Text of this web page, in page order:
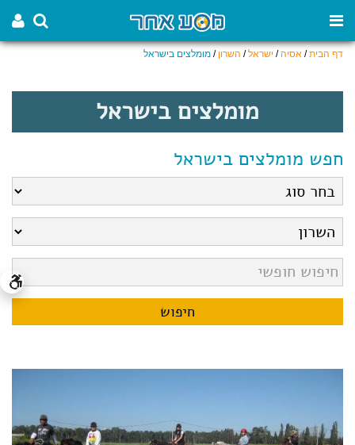
דף הבית/ אסיה/ ישראל/ השרון / מומלצים בישראל
מומלצים בישראל
חפש מומלצים בישראל